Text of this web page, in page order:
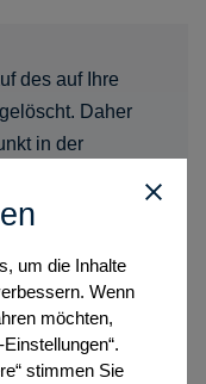
um die Inhalte
Wenn
möchten,
stimmen Sie
des auf Ihre
Daher
in der
hingegen das
Januar des
Protokoll
für den